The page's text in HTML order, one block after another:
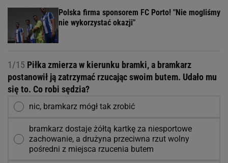
Polska firma sponsorem FC Porto! "Nie mogliśmy
nie wykorzystać okazji"
1/15 Piłka zmierza w kierunku bramki, a bramkarz
postanowił ją zatrzymać rzucając swoim butem. Udało mu
się to. Co robi sędzia?
nic, bramkarz mógł tak zrobić
bramkarz dostaje żółtą kartkę za niesportowe
zachowanie, a drużyna przeciwna rzut wolny
pośredni z miejsca rzucenia butem